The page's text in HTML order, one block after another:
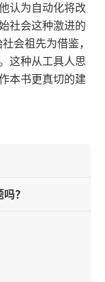
认为自动化将改
社会这种激进的
会祖先为借鉴，
这种从工具人思
本书更真切的建
？